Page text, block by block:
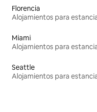
Florencia
Miami
Seattle